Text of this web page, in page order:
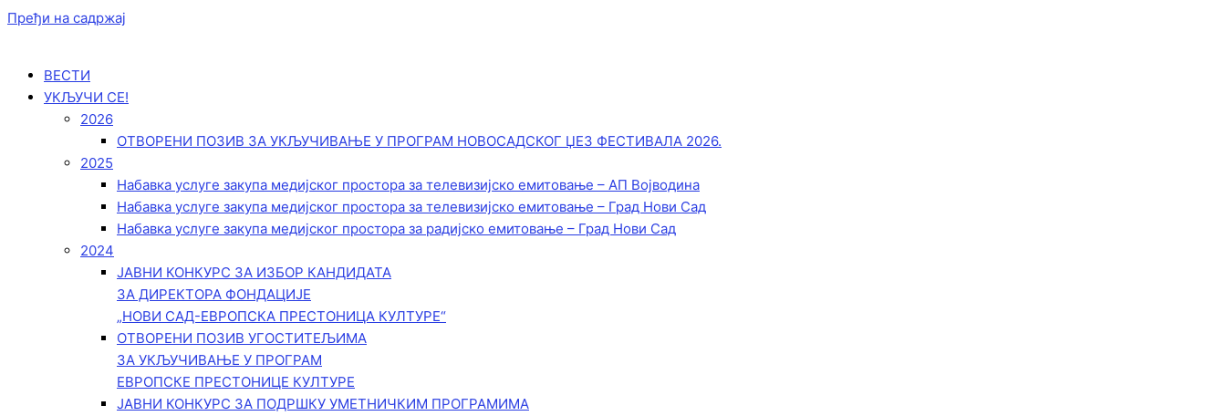
Пређи на садржај
ВЕСТИ
УКЉУЧИ СЕ!
2026
ОТВОРЕНИ ПОЗИВ ЗА УКЉУЧИВАЊЕ У ПРОГРАМ НОВОСАДСКОГ ЏЕЗ ФЕСТИВАЛА 2026.
2025
Набавка услуге закупа медијског простора за телевизијско емитовање – АП Војводинa
Набавка услуге закупа медијског простора за телевизијско емитовање – Град Нови Сад
Набавка услуге закупа медијског простора за радијско емитовање – Град Нови Сад
2024
ЈАВНИ КОНКУРС ЗА ИЗБОР КАНДИДАТА
ЗА ДИРЕКТОРА ФОНДАЦИЈЕ
„НОВИ САД-ЕВРОПСКА ПРЕСТОНИЦА КУЛТУРЕ“
ОТВОРЕНИ ПОЗИВ УГОСТИТЕЉИМА
ЗА УКЉУЧИВАЊЕ У ПРОГРАМ
ЕВРОПСКЕ ПРЕСТОНИЦЕ КУЛТУРЕ
ЈАВНИ КОНКУРС ЗА ПОДРШКУ УМЕТНИЧКИМ ПРОГРАМИМА